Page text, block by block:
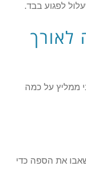
לפגוע בבד.
לאורך
ממליץ על כמה
את הספה כדי